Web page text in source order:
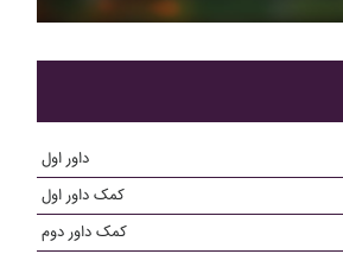
داور اول
کمک داور اول
کمک داور دوم